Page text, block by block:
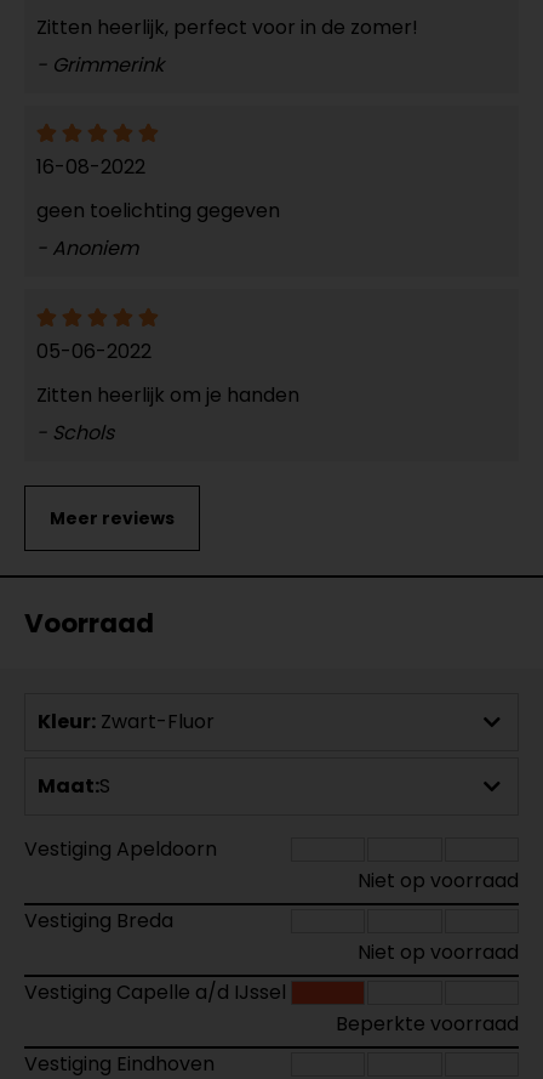
Zitten heerlijk, perfect voor in de zomer!
- Grimmerink
16-08-2022
geen toelichting gegeven
- Anoniem
05-06-2022
Zitten heerlijk om je handen
- Schols
Voorraad
Kleur: Zwart-Fluor
Maat:S
Vestiging Apeldoorn
Niet op voorraad
Vestiging Breda
Niet op voorraad
Vestiging Capelle a/d IJssel
Beperkte voorraad
Vestiging Eindhoven